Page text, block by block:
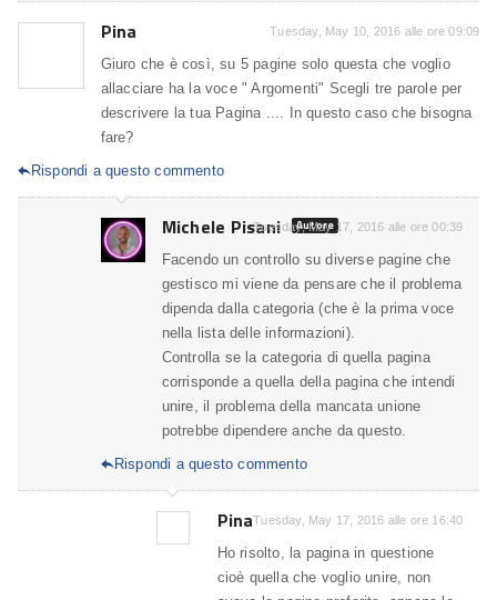
Pina Tuesday, May 10, 2016 alle ore 09:09
Giuro che è così, su 5 pagine solo questa che voglio
allacciare ha la voce " Argomenti" Scegli tre parole per
descrivere la tua Pagina .... In questo caso che bisogna
fare?
Rispondi a questo commento
Michele Pisani Autore
Tuesday, May 17, 2016 alle ore 00:39
Facendo un controllo su diverse pagine che
gestisco mi viene da pensare che il problema
dipenda dalla categoria (che è la prima voce
nella lista delle informazioni).
Controlla se la categoria di quella pagina
corrisponde a quella della pagina che intendi
unire, il problema della mancata unione
potrebbe dipendere anche da questo.
Rispondi a questo commento
PinaTuesday, May 17, 2016 alle ore 16:40
Ho risolto, la pagina in questione
cioè quella che voglio unire, non